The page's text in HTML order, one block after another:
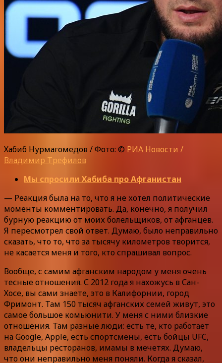
Хабиб Нурмагомедов / Фото: © РИА Новости /
Владимир Трефилов
Мы спросили Хабиба про Афганистан
— Реакция была на то, что я не хотел политические
моменты комментировать. Да, конечно, я получил
бурную реакцию от моих болельщиков, от афганцев.
Я пересмотрел свой ответ. Думаю, было неправильно
сказать, что то, что за тысячу километров творится,
не касается меня и того, кто спрашивал вопрос.
Вообще, с самим афганским народом у меня очень
тесные отношения. С 2012 года я нахожусь в Сан-
Хосе, вы сами знаете, это в Калифорнии, город
Фримонт. Там 150 тысяч афганских семей живут, это
самое большое комьюнити. У меня с ними близкие
отношения. Там разные люди: есть те, кто работает
на Google, Apple, есть спортсмены, есть бойцы UFC,
владельцы ресторанов, имамы в мечетях. Думаю,
что они неправильно меня поняли. Когда я сказал,